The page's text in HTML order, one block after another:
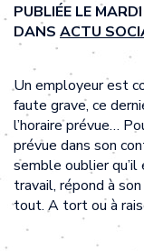
PUBLIÉE LE
DANS ACTU
Un employeur est
faute grave, ce
l’horaire prévue…
prévue dans son
semble oublier
travail, répond à
tout. A tort ou à